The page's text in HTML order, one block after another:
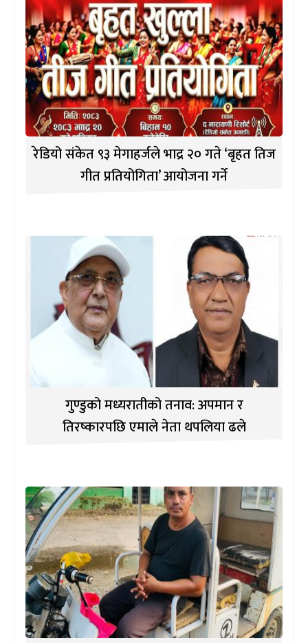
रेडियो संकेत ९३ मेगाहर्जले भाद्र २० गते ‘बृहत तिज
गीत प्रतियोगिता’ आयोजना गर्ने
गुण्डुको मध्यरातीको तनाव: अपमान र
तिरष्कारपछि एमाले नेता थपलिया ढले